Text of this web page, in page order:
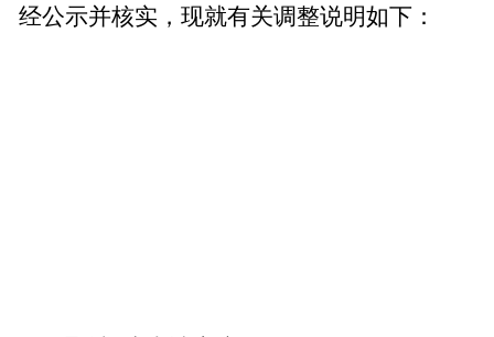
经公示并核实，现就有关调整说明如下：